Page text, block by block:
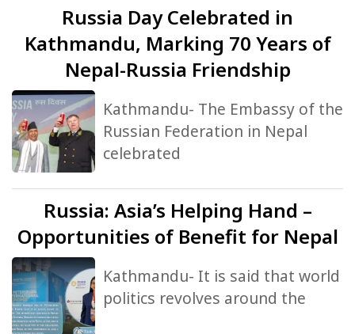
Russia Day Celebrated in
Kathmandu, Marking 70 Years of
Nepal-Russia Friendship
Kathmandu- The Embassy of the
Russian Federation in Nepal
celebrated
Russia: Asia’s Helping Hand –
Opportunities of Benefit for Nepal
Kathmandu- It is said that world
politics revolves around the